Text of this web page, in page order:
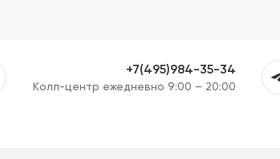
+7(495)984-35-34
Kолл-центр ежедневно 9:00 – 20:00